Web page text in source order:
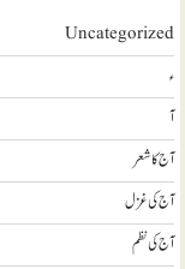
Uncategorized
ء
آ
آج کا شعر
آج کی غزل
آج کی نظم